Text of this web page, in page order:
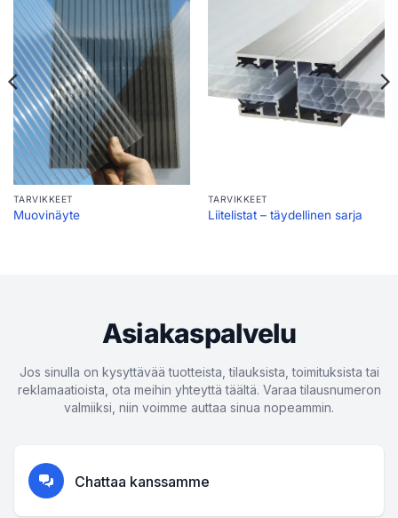
TARVIKKEET
Muovinäyte
TARVIKKEET
Liitelistat – täydellinen sarja
Asiakaspalvelu
Jos sinulla on kysyttävää tuotteista, tilauksista, toimituksista tai
reklamaatioista, ota meihin yhteyttä täältä. Varaa tilausnumeron
valmiiksi, niin voimme auttaa sinua nopeammin.
Chattaa kanssamme